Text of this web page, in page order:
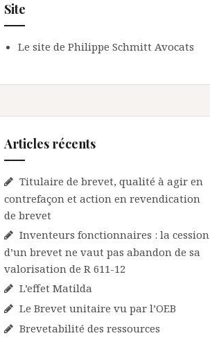
Site
Le site de Philippe Schmitt Avocats
Articles récents
Titulaire de brevet, qualité à agir en
contrefaçon et action en revendication
de brevet
Inventeurs fonctionnaires : la cession
d’un brevet ne vaut pas abandon de sa
valorisation de R 611-12
L’effet Matilda
Le Brevet unitaire vu par l’OEB
Brevetabilité des ressources